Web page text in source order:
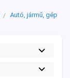
Autó, jármű, gép